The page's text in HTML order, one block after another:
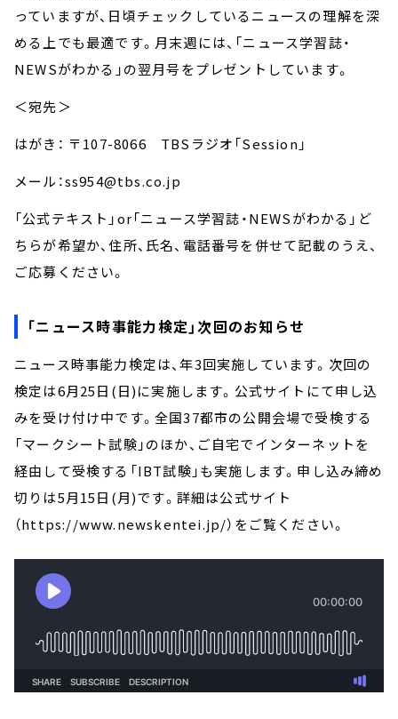
っていますが、日頃チェックしているニュースの理解を深
める上でも最適です。月末週には、「ニュース学習誌・
NEWSがわかる」の翌月号をプレゼントしています。
＜宛先＞
はがき： 〒107-8066 TBSラジオ「Session」
メール：ss954@tbs.co.jp
「公式テキスト」or「ニュース学習誌・NEWSがわかる」ど
ちらが希望か、住所、氏名、電話番号を併せて記載のうえ、
ご応募ください。
「ニュース時事能力検定」次回のお知らせ
ニュース時事能力検定は、年3回実施しています。次回の
検定は6月25日(日)に実施します。公式サイトにて申し込
みを受け付け中です。全国37都市の公開会場で受検する
「マークシート試験」のほか、ご自宅でインターネットを
経由して受検する「IBT試験」も実施します。申し込み締め
切りは5月15日(月)です。詳細は公式サイト
（https://www.newskentei.jp/）をご覧ください。